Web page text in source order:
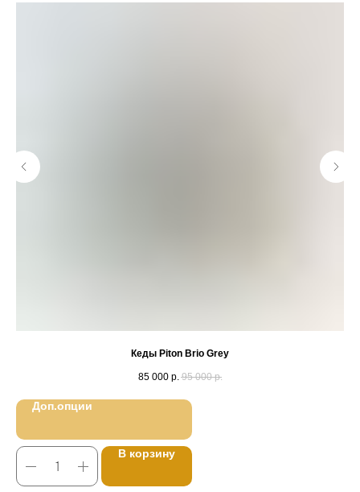
Кеды Piton Brio Grey
85 000 р. 95 000 р.
Доп.опции
В корзину